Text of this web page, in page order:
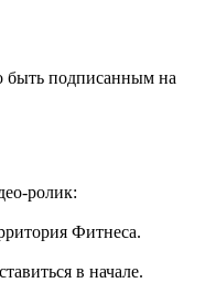
быть подписанным на
ролик:
Фитнеса.
в начале.